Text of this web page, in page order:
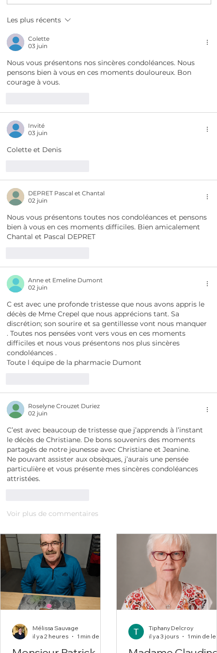
Mélissa Sauvage
il y a 2 heures
Tiphany Delcroy
il y a 3 jours
Les plus récents
Colette
03 juin
Nous vous présentons nos sincères condoléances. Nous
pensons bien à vous en ces moments douloureux. Bon
courage à vous.
Invité
03 juin
Colette et Denis
DEPRET Pascal et Chantal
02 juin
Nous vous présentons toutes nos condoléances et pensons
bien à vous en ces moments difficiles. Bien amicalement
Chantal et Pascal DEPRET
Anne et Emeline Dumont
02 juin
C est avec une profonde tristesse que nous avons appris le
décès de Mme Crepel que nous apprécions tant. Sa
discrétion; son sourire et sa gentillesse vont nous manquer
. Toutes nos pensées vont vers vous en ces moments
difficiles et nous vous présentons nos plus sincères
condoléances .
Toute l équipe de la pharmacie Dumont
Roselyne Crouzet Duriez
02 juin
C’est avec beaucoup de tristesse que j’apprends à l’instant
le décès de Christiane. De bons souvenirs des moments
partagés de notre jeunesse avec Christiane et Jeanine.
Ne pouvant assister aux obsèques, j’aurais une pensée
particulière et vous présente mes sincères condoléances
attristées.
Voir plus de commentaires